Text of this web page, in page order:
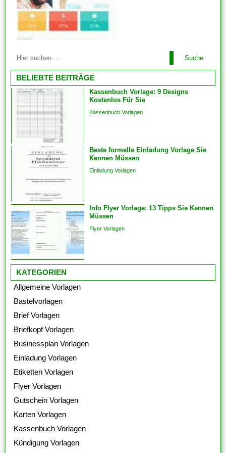
Vorlagen für andere
Dokumente und Dateien auch
problemlos just und man kann
für Ebendiese fertig gestellten
Designgrundlage geliefert. Sie
haben sich verpflichtet
lediglich Text ferner das Foto
Ihrer Liebsten hinzufügen. Im
einfachsten Fall einziehen sich
Vorlagen herauf ein
vorgefertigtes Planung und
Format, das als Grundlage
Suche
BELIEBTE BEITRÄGE
Kassenbuch Vorlage: 9 Designs
Kostenlos Für Sie
Kassenbuch Vorlagen
Beste formelle Einladung Vorlage Sie
Kennen Müssen
Einladung Vorlagen
Info Flyer Vorlage: 13 Tipps Sie Kennen
Müssen
Flyer Vorlagen
KATEGORIEN
Allgemeine Vorlagen
Bastelvorlagen
Brief Vorlagen
Briefkopf Vorlagen
Businessplan Vorlagen
Einladung Vorlagen
Etiketten Vorlagen
Flyer Vorlagen
Gutschein Vorlagen
Karten Vorlagen
Kassenbuch Vorlagen
Kündigung Vorlagen